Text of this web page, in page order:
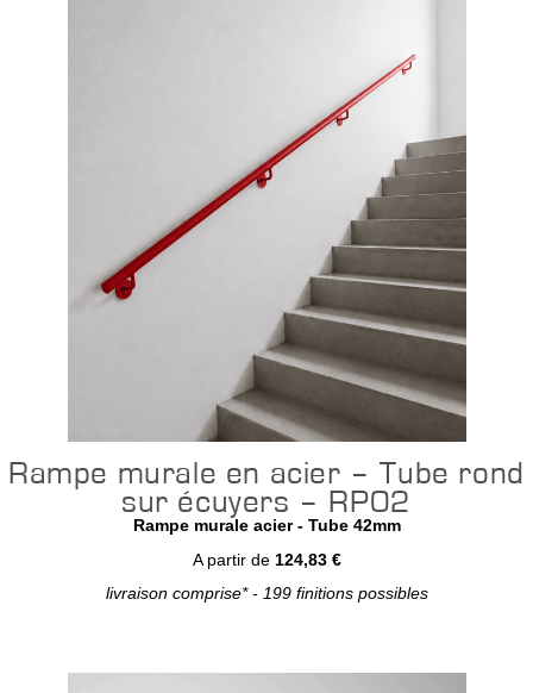
Rampe murale en acier – Tube rond
sur écuyers – RP02
Rampe murale acier - Tube 42mm
A partir de 124,83 €
livraison comprise* - 199 finitions possibles